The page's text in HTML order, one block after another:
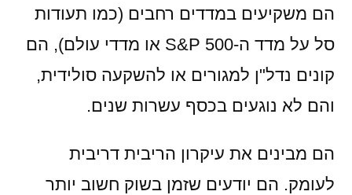
הם משקיעים במדדים רחבים (כמו תעודות
סל על מדד ה-S&P 500 או מדדי עולם), הם
קונים נדל"ן למגורים או להשקעה סולידית,
והם לא נוגעים בכסף עשרות שנים.
הם מבינים את עיקרון הריבית דריבית
לעומק. הם יודעים שזמן בשוק חשוב יותר